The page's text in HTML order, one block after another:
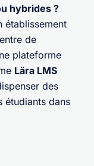
hybrides ?
établissement
de
plateforme
Lära LMS
des
dans